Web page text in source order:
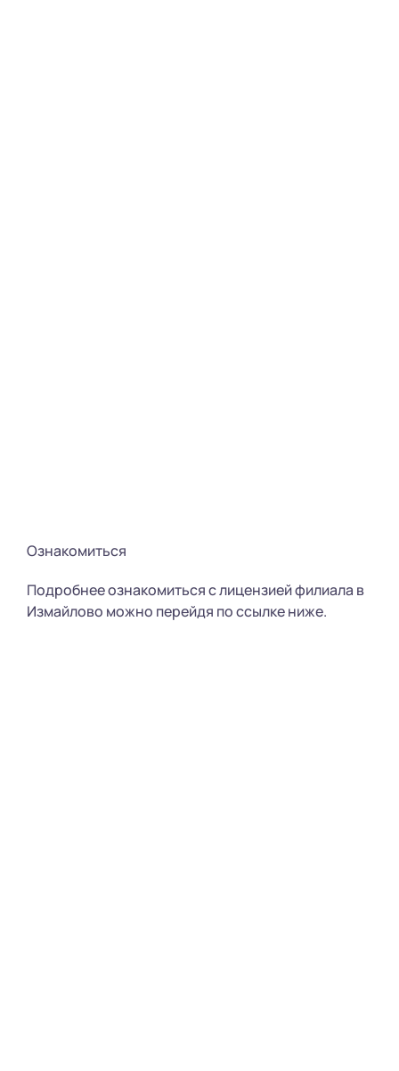
Ознакомиться
Подробнее ознакомиться с лицензией филиала в
Измайлово можно перейдя по ссылке ниже.